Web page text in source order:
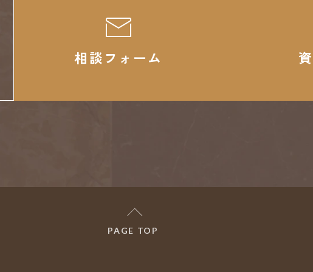
相談フォーム
PAGE TOP